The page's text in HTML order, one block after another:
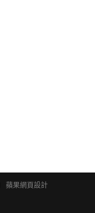
蘋果網頁設計